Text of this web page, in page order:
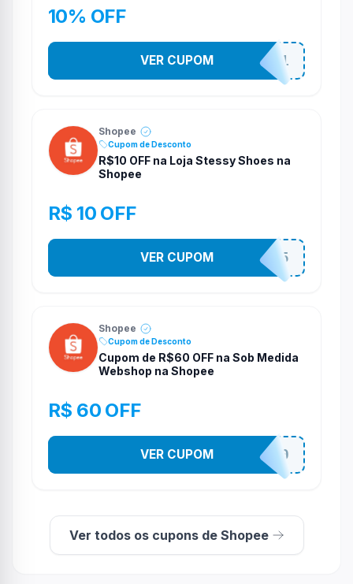
10% OFF
STES2541
VER CUPOM
Shopee
Cupom de Desconto
R$10 OFF na Loja Stessy Shoes na
Shopee
R$ 10 OFF
STES2525
VER CUPOM
Shopee
Cupom de Desconto
Cupom de R$60 OFF na Sob Medida
Webshop na Shopee
R$ 60 OFF
SOBM60400
VER CUPOM
Ver todos os cupons de Shopee